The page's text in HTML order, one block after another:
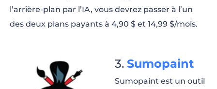
l’arrière-plan par l’IA, vous devrez passer à l’un
des deux plans payants à 4,90 $ et 14,99 $/mois.
Sumopaint
Sumopaint est un outil